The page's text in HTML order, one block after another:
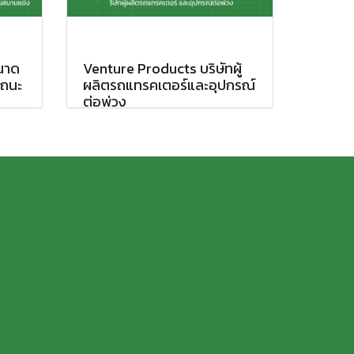
ด
นะ
Venture Products บริษัทผู้
ผลิตรถแทรคเตอร์และอุปกรณ์
ต่อพ่วง